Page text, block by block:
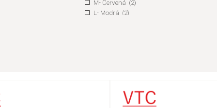
M- Červená (2)
L- Modrá (2)